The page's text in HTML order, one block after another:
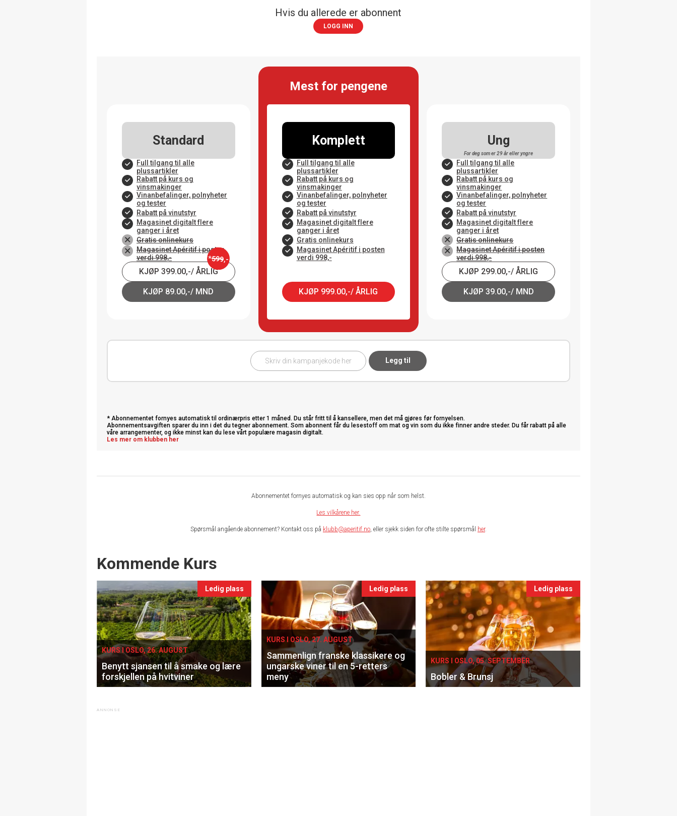
Hvis du allerede er abonnent
LOGG INN
Standard
Full tilgang til alle
plussartikler
Rabatt på kurs og
vinsmakinger
Vinanbefalinger, polnyheter
og tester
Rabatt på vinutstyr
Magasinet digitalt flere
ganger i året
Gratis onlinekurs
Magasinet Apéritif i posten
verdi 998,-
*599,-
KJØP 399.00,-/ ÅRLIG
KJØP 89.00,-/ MND
Komplett
Full tilgang til alle
plussartikler
Rabatt på kurs og
vinsmakinger
Vinanbefalinger, polnyheter
og tester
Rabatt på vinutstyr
Magasinet digitalt flere
ganger i året
Gratis onlinekurs
Magasinet Apéritif i posten
verdi 998,-
KJØP 999.00,-/ ÅRLIG
Mest for pengene
Ung
For deg som er 29 år eller yngre
Full tilgang til alle
plussartikler
Rabatt på kurs og
vinsmakinger
Vinanbefalinger, polnyheter
og tester
Rabatt på vinutstyr
Magasinet digitalt flere
ganger i året
Gratis onlinekurs
Magasinet Apéritif i posten
verdi 998,-
KJØP 299.00,-/ ÅRLIG
KJØP 39.00,-/ MND
Legg til
* Abonnementet fornyes automatisk til ordinærpris etter 1 måned. Du står fritt til å kansellere, men det må gjøres før fornyelsen.
Abonnementsavgiften sparer du inn i det du tegner abonnement. Som abonnent får du lesestoff om mat og vin som du ikke finner andre steder. Du får rabatt på alle
våre arrangementer, og ikke minst kan du lese vårt populære magasin digitalt.
Les mer om klubben her
Abonnementet fornyes automatisk og kan sies opp når som helst.
Les vilkårene her.
Spørsmål angående abonnement? Kontakt oss på klubb@aperitif.no, eller sjekk siden for ofte stilte spørsmål her.
Events
Kommende Kurs
Ledig plass
KURS I OSLO, 26. AUGUST
Benytt sjansen til å smake og lære
forskjellen på hvitviner
Ledig plass
KURS I OSLO, 27. AUGUST
Sammenlign franske klassikere og
ungarske viner til en 5-retters
meny
Ledig plass
KURS I OSLO, 05. SEPTEMBER
Bobler & Brunsj